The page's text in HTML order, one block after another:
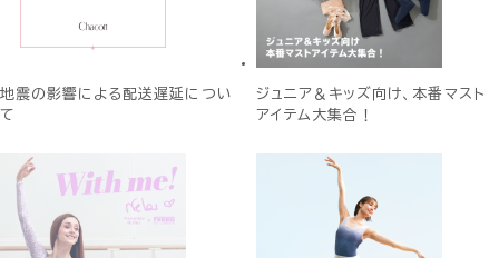
地震の影響による配送遅延につい
て
ジュニア＆キッズ向け、本番マスト
アイテム大集合！